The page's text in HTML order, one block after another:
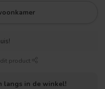
product
langs in de winkel!